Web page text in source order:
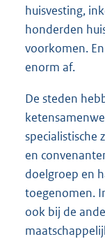
huisvesting,
honderden
voorkomen.
enorm af.
De steden
specialistische
en
doelgroep en
toegenomen.
ook bij de